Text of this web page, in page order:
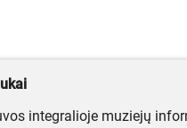
integralioje muziejų